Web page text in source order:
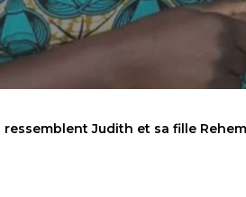
statutaires
objectifs de notre organisation
Judith et sa fille